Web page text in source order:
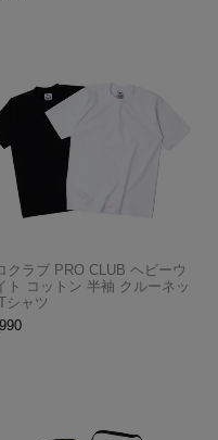
クラブ PRO CLUB ヘビーウ
ト コットン 半袖 クルーネッ
シャツ